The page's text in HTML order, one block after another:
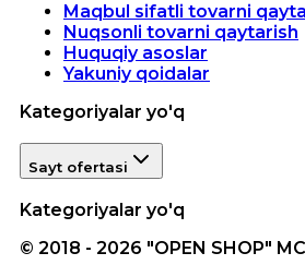
Maqbul sifatli tovarni
Nuqsonli tovarni qaytarish
Huquqiy asoslar
Yakuniy qoidalar
Kategoriyalar yo'q
Sayt ofertasi
Kategoriyalar yo'q
© 2018 - 2026 "OPEN SHOP"